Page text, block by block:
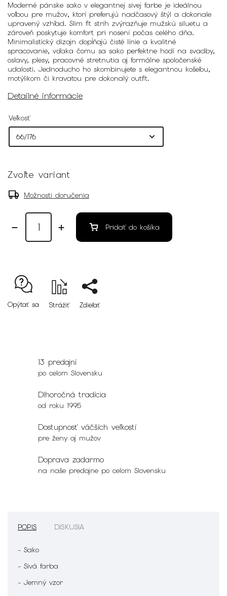
Moderné pánske sako v elegantnej sivej farbe je ideálnou
voľbou pre mužov, ktorí preferujú nadčasový štýl a dokonale
upravený vzhľad. Slim fit strih zvýrazňuje mužskú siluetu a
zároveň poskytuje komfort pri nosení počas celého dňa.
Minimalistický dizajn dopĺňajú čisté línie a kvalitné
spracovanie, vďaka čomu sa sako perfektne hodí na svadby,
oslavy, plesy, pracovné stretnutia aj formálne spoločenské
udalosti. Jednoducho ho skombinujete s elegantnou košeľou,
motýlikom či kravatou pre dokonalý outfit.
Detailné informácie
Veľkosť
Zvoľte variant
Možnosti doručenia
Pridať do košíka
Opýtať sa Strážiť Zdieľať
13 predajní
po celom Slovensku
Dlhoročná tradícia
od roku 1995
Dostupnosť väčších veľkostí
pre ženy aj mužov
Doprava zadarmo
na naše predajne po celom Slovensku
POPIS DISKUSIA
- Sako
- Sivá farba
- Jemný vzor